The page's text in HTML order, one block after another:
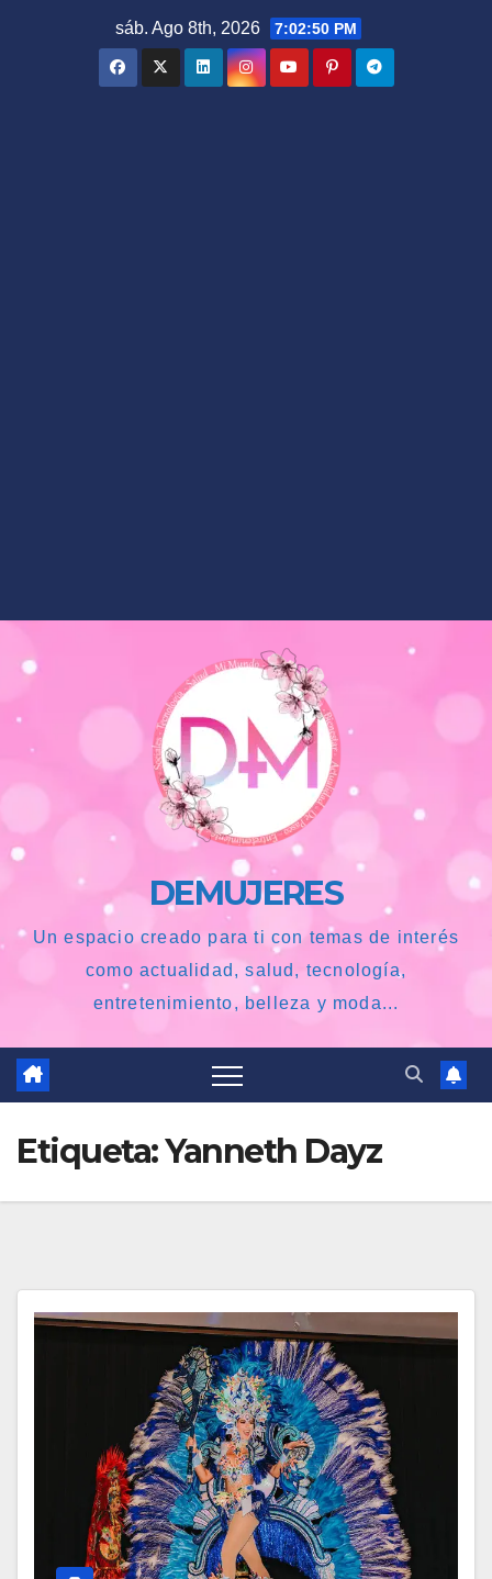
sáb. Ago 8th, 2026 7:02:51 PM
DEMUJERES
Un espacio creado para ti con temas de interés
como actualidad, salud, tecnología,
entretenimiento, belleza y moda...
Etiqueta:Yanneth Dayz